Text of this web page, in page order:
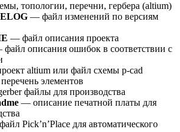
топологии, перечни, гербера (altium)
— файл изменений по версиям
— файл описания проекта
описания ошибок в соответствии с
altium или файл схемы p-cad
элементов
файлы для производства
— описание печатной платы для
Pick’n’Place для автоматического